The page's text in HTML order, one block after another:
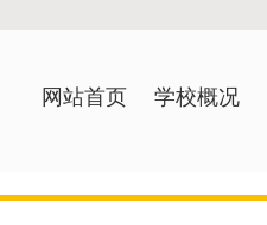
网站首页 学校概况